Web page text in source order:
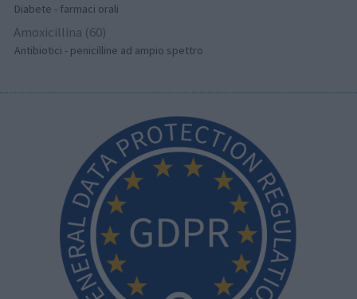
Diabete - farmaci orali
Amoxicillina (60)
Antibiotici - penicilline ad ampio spettro